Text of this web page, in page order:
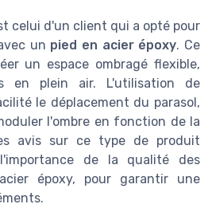
celui d'un client qui a opté pour
un pied en acier époxy. Ce
un espace ombragé flexible,
en plein air. L'utilisation de
le déplacement du parasol,
l'ombre en fonction de la
avis sur ce type de produit
de la qualité des
époxy, pour garantir une